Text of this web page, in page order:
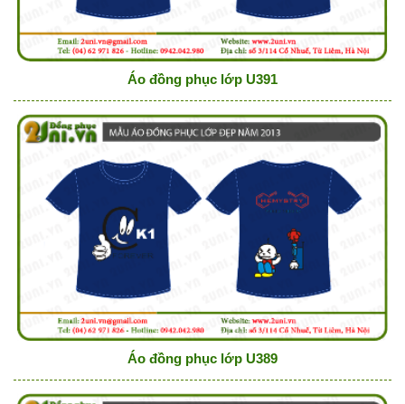
Áo đồng phục lớp U391
Áo đồng phục lớp U389